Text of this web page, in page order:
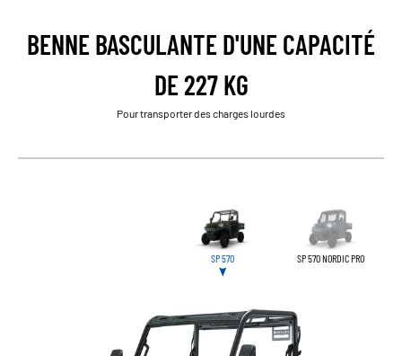
BENNE BASCULANTE D'UNE CAPACITÉ
DE 227 KG
Pour transporter des charges lourdes
SP 570 SP 570 NORDIC PRO